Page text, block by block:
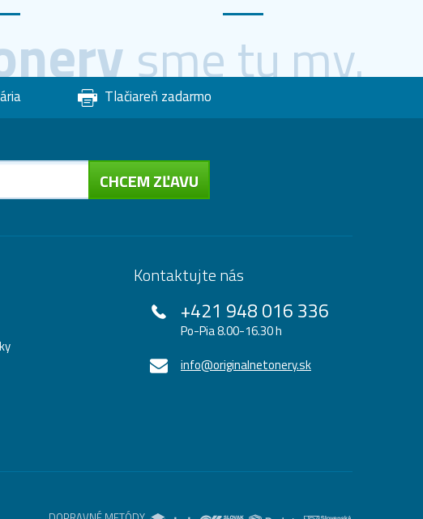
sme tu my.
Tlačiareň zadarmo
CHCEM ZĽAVU
Kontaktujte nás
+421 948 016 336
Po-Pia 8.00-16.30 h
info@originalnetonery.sk